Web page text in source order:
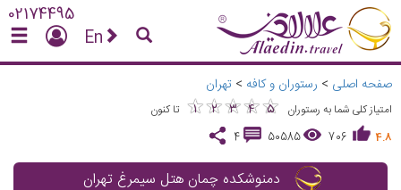
02174495
En
صفحه اصلی > رستوران و کافه > تهران
امتیاز کلی شما به رستوران ★
1 ★
2 ★
3 ★
4 ★
5
★★★★★
تا کنون
4.8
706
50585
4
دمنوشکده چمان هتل سیمرغ تهران